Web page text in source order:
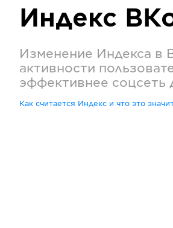
Индекс
Изменение Индекса в
активности
эффективнее соцсеть
Как считается Индекс и что это